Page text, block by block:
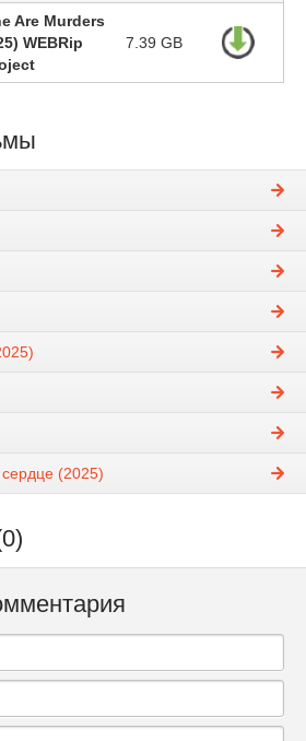
Are Murders
WEBRip
7.39 GB
(2025)